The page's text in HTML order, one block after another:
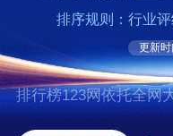
排序规则：行业
更新
排行榜123网依托全网
级、口碑、销量等12